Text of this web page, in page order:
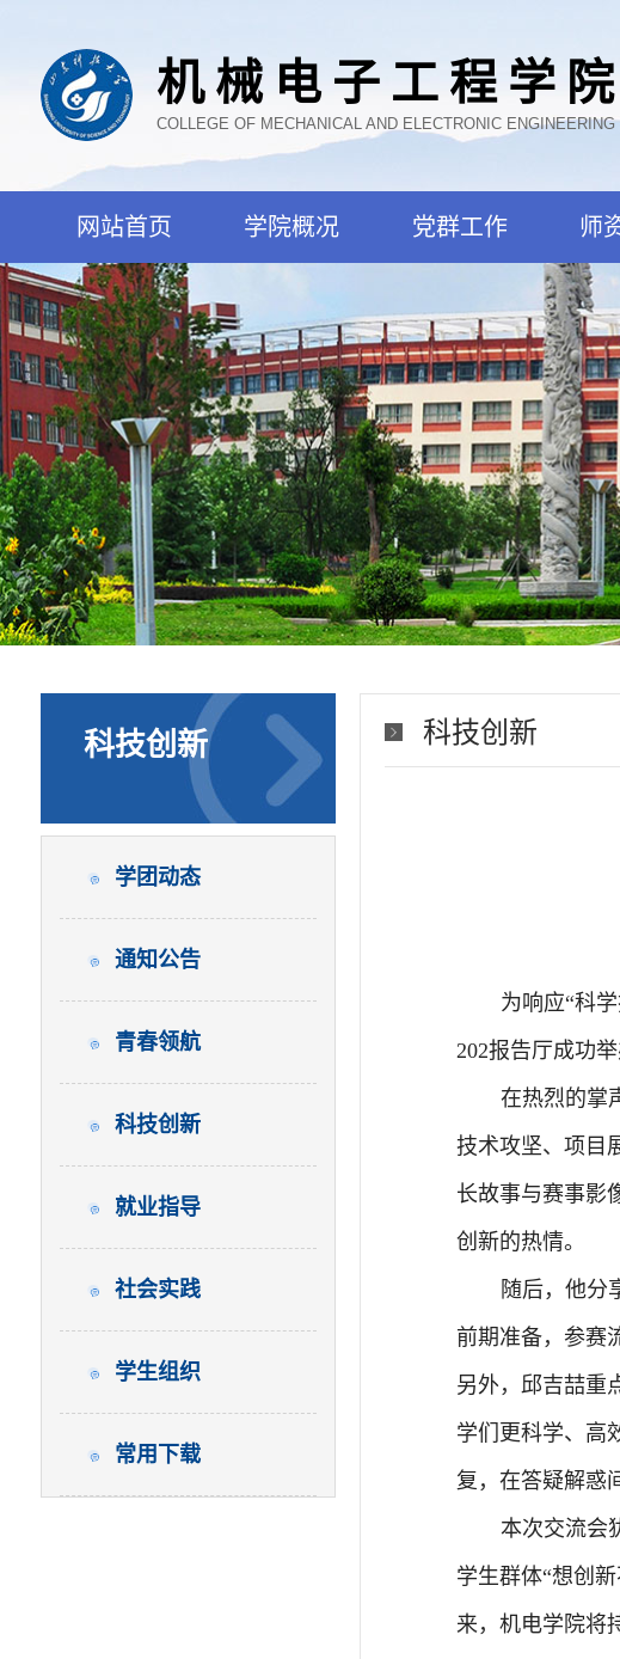
机械电子工程学院
COLLEGE OF MECHANICAL AND ELECTRONIC ENGINEERING
网站首页 学院概况 党群工作 师
科技创新
学团动态
通知公告
青春领航
科技创新
就业指导
社会实践
学生组织
常用下载
科技创新
为响应“科
202报告厅成功
在热烈的掌
技术攻坚、项目
长故事与赛事影
创新的热情。
随后，他分
前期准备，参赛
另外，邱吉喆重
学们更科学、高
复，在答疑解惑
本次交流会
学生群体“想创
来，机电学院将